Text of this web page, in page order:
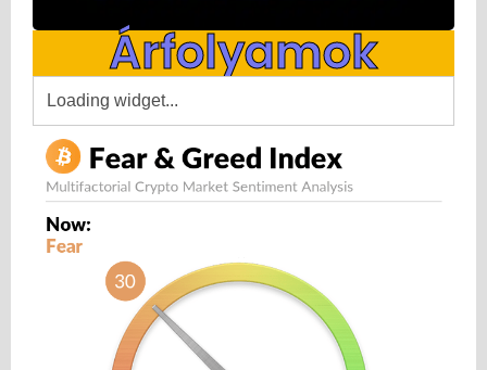
Árfolyamok